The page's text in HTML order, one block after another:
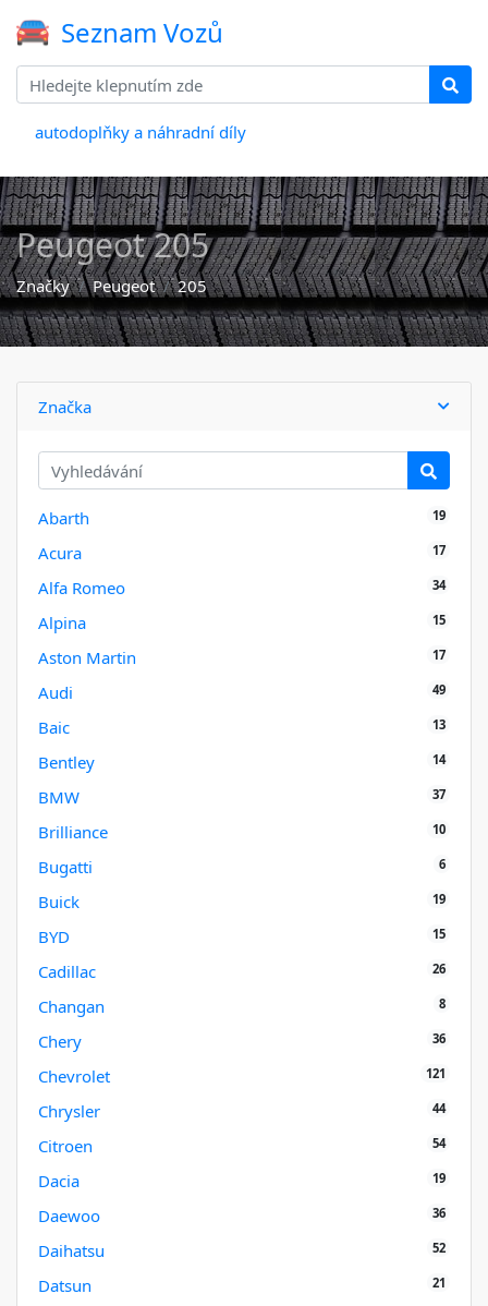
Seznam Vozů
autodoplňky a náhradní díly
Peugeot 205
Značky Peugeot 205
Značka
Abarth 19
Acura 17
Alfa Romeo 34
Alpina 15
Aston Martin 17
Audi 49
Baic 13
Bentley 14
BMW 37
Brilliance 10
Bugatti 6
Buick 19
BYD 15
Cadillac 26
Changan 8
Chery 36
Chevrolet 121
Chrysler 44
Citroen 54
Dacia 19
Daewoo 36
Daihatsu 52
Datsun 21